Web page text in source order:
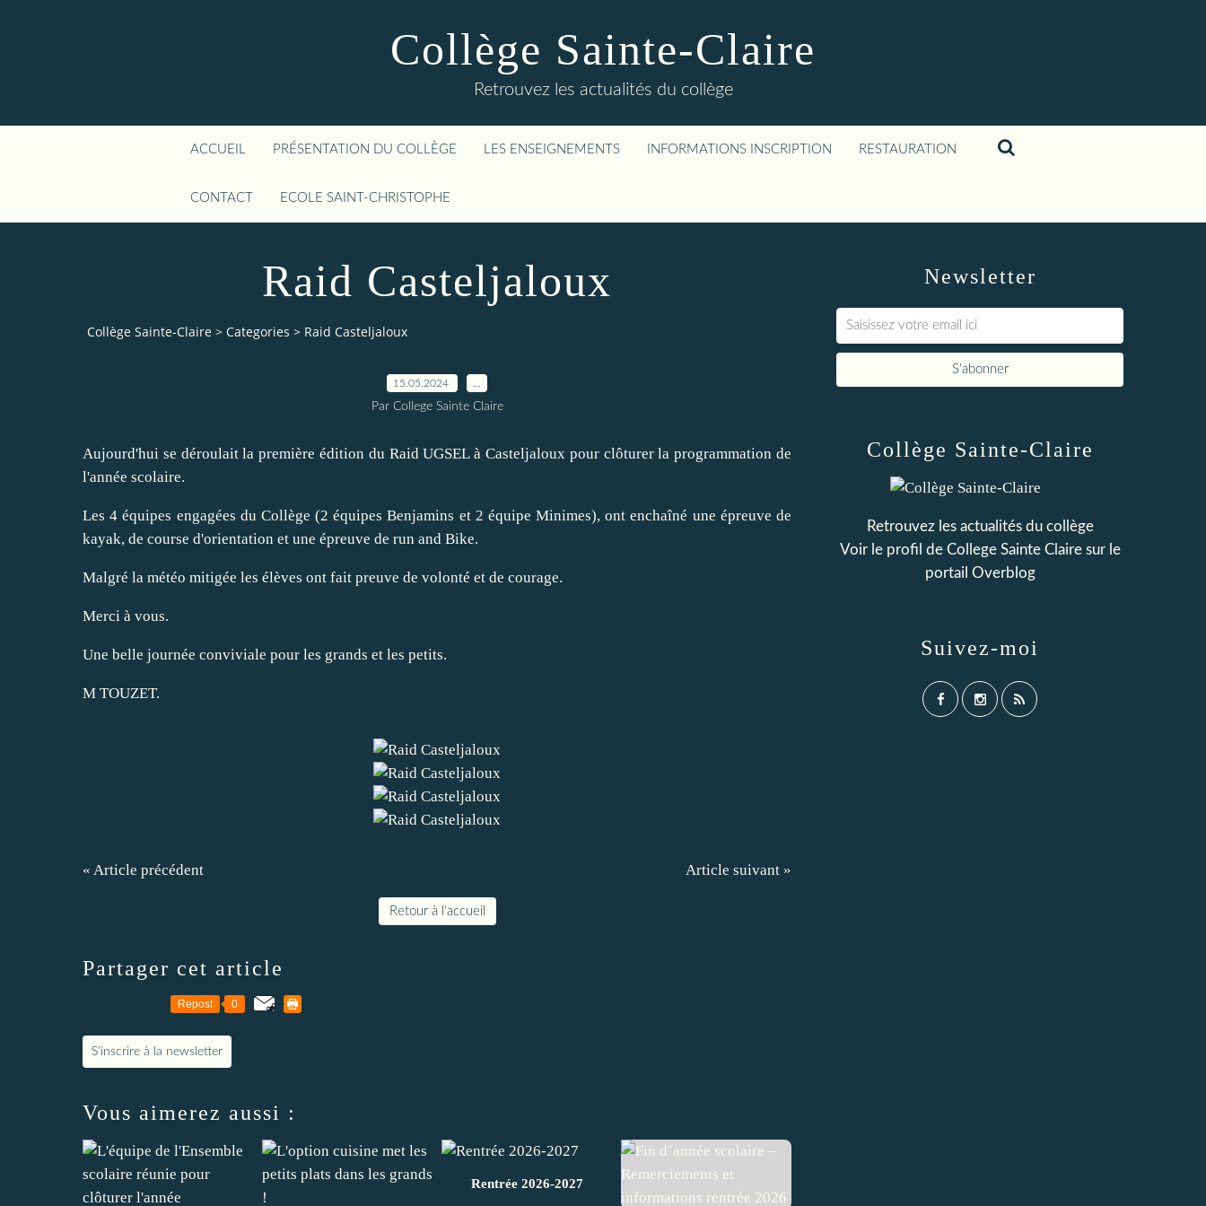
Collège Sainte-Claire
Retrouvez les actualités du collège
ACCUEIL PRÉSENTATION DU COLLÈGE LES ENSEIGNEMENTS INFORMATIONS INSCRIPTION RESTAURATION
CONTACT ECOLE SAINT-CHRISTOPHE
Raid Casteljaloux
Collège Sainte-Claire > Categories > Raid Casteljaloux
15.05.2024
Par College Sainte Claire
Aujourd'hui se déroulait la première édition du Raid UGSEL à Casteljaloux pour clôturer la programmation de
l'année scolaire.
Les 4 équipes engagées du Collège (2 équipes Benjamins et 2 équipe Minimes), ont enchaîné une épreuve de
kayak, de course d'orientation et une épreuve de run and Bike.
Malgré la météo mitigée les élèves ont fait preuve de volonté et de courage.
Merci à vous.
Une belle journée conviviale pour les grands et les petits.
M TOUZET.
« Article précédent Article suivant »
Retour à l'accueil
Partager cet article
Repost 0
S'inscrire à la newsletter
Vous aimerez aussi :
Rentrée 2026-2027
Newsletter
Collège Sainte-Claire
Retrouvez les actualités du collège
Voir le profil de College Sainte Clairesur le
portail Overblog
Suivez-moi